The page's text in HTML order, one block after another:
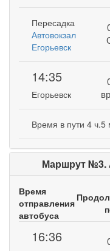
Пересадка
Автовокзал
Егорьевск
14:35
Егорьевск
Время в пути 4 ч.5
Маршрут №3.
Время
отправления
автобуса
16:36